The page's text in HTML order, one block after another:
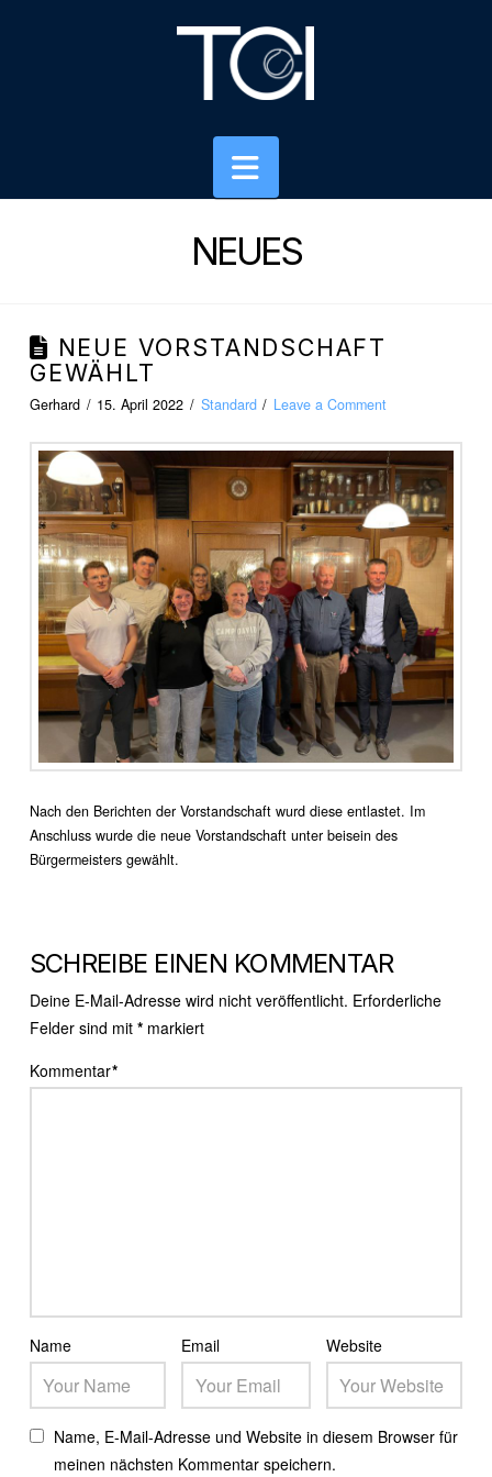
Navigation
NEUES
NEUE VORSTANDSCHAFT
GEWÄHLT
Gerhard 15. April 2022 Standard Leave a Comment
Nach den Berichten der Vorstandschaft wurd diese entlastet. Im
Anschluss wurde die neue Vorstandschaft unter beisein des
Bürgermeisters gewählt.
SCHREIBE EINEN KOMMENTAR
Deine E-Mail-Adresse wird nicht veröffentlicht. Erforderliche
Felder sind mit *markiert
Kommentar*
Name Email Website
Name, E-Mail-Adresse und Website in diesem Browser für
meinen nächsten Kommentar speichern.